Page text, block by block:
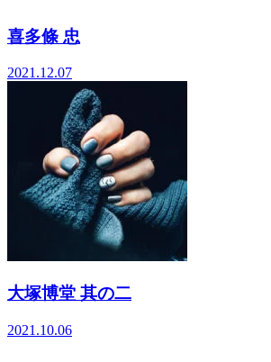
喜多條 忠
2021.12.07
大塚博堂 其の二
2021.10.06